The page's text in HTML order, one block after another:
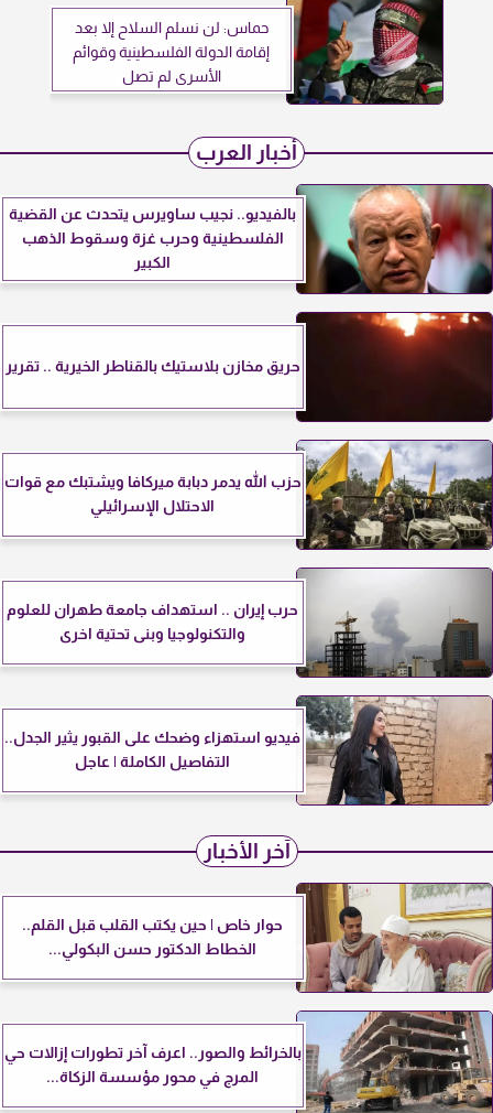
حماس: لن نسلم السلاح إلا بعد
إقامة الدولة الفلسطينية وقوائم
الأسرى لم تصل
أخبار العرب
بالفيديو.. نجيب ساويرس يتحدث عن القضية
الفلسطينية وحرب غزة وسقوط الذهب
الكبير
حريق مخازن بلاستيك بالقناطر الخيرية .. تقرير
حزب الله يدمر دبابة ميركافا ويشتبك مع قوات
الاحتلال الإسرائيلي
حرب إيران .. استهداف جامعة طهران للعلوم
والتكنولوجيا وبنى تحتية اخرى
فيديو استهزاء وضحك على القبور يثير الجدل..
التفاصيل الكاملة | عاجل
آخر الأخبار
حوار خاص | حين يكتب القلب قبل القلم..
الخطاط الدكتور حسن البكولي...
بالخرائط والصور.. اعرف آخر تطورات إزالات حي
المرج في محور مؤسسة الزكاة...